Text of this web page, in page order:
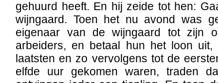
gehuurd heeft. En hij zeide tot hen:
wijngaard. Toen het nu avond was
eigenaar van de wijngaard tot zijn
arbeiders, en betaal hun het loon
laatsten en zo vervolgens tot de
elfde uur gekomen waren, traden